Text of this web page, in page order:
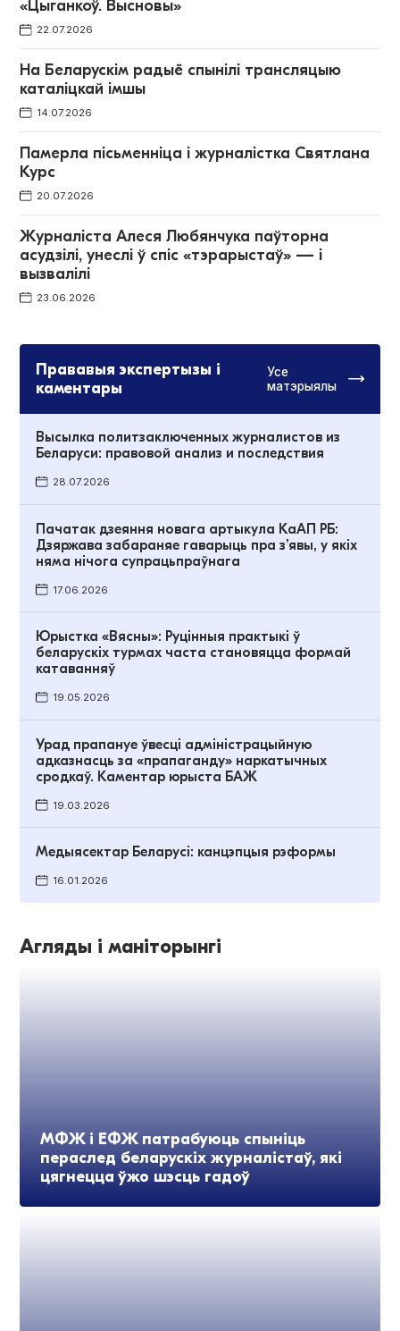
«Цыганкоў. Высновы»
22.07.2026
На Беларускім радыё спынілі трансляцыю
каталіцкай імшы
14.07.2026
Памерла пісьменніца і журналістка Святлана
Курс
20.07.2026
Журналіста Алеся Любянчука паўторна
асудзілі, унеслі ў спіс «тэрарыстаў» — і
вызвалілі
23.06.2026
Прававыя экспертызы і
каментары
Усе
матэрыялы
Высылка политзаключенных журналистов из
Беларуси: правовой анализ и последствия
28.07.2026
Пачатак дзеяння новага артыкула КаАП РБ:
Дзяржава забараняе гаварыць пра з’явы, у якіх
няма нічога супрацьпраўнага
17.06.2026
Юрыстка «Вясны»: Руцінныя практыкі ў
беларускіх турмах часта становяцца формай
катаванняў
19.05.2026
Урад прапануе ўвесці адміністрацыйную
адказнасць за «прапаганду» наркатычных
сродкаў. Каментар юрыста БАЖ
19.03.2026
Медыясектар Беларусі: канцэпцыя рэформы
16.01.2026
Агляды і маніторынгі
МФЖ і ЕФЖ патрабуюць спыніць
пераслед беларускіх журналістаў, які
цягнецца ўжо шэсць гадоў